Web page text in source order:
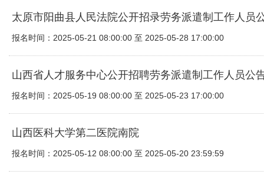
太原市阳曲县人民法院公开招录劳务派遣制工作人员
报名时间：2025-05-21 08:00:00 至 2025-05-28 17:00:00
山西省人才服务中心公开招聘劳务派遣制工作人员公
报名时间：2025-05-19 08:00:00 至 2025-05-23 17:00:00
山西医科大学第二医院南院
报名时间：2025-05-12 08:00:00 至 2025-05-20 23:59:59